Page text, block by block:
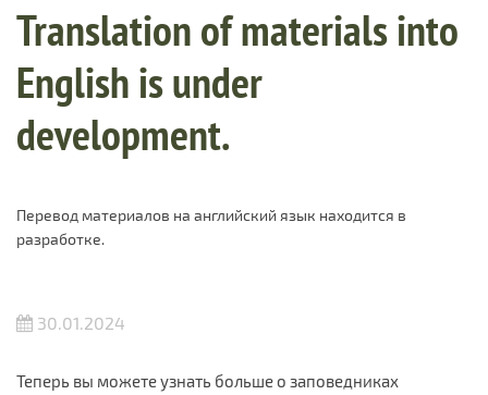
Translation of materials into
English is under
development.
Перевод материалов на английский язык находится в
разработке.
30.01.2024
Теперь вы можете узнать больше о заповедниках